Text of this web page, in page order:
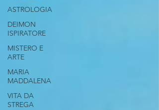
ASTROLOGIA
DEIMON
ISPIRATORE
MISTERO E
ARTE
MARIA
MADDALENA
VITA DA
STREGA